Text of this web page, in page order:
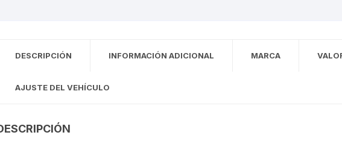
VIRTUS
DESCRIPCIÓN INFORMACIÓN ADICIONAL MARCA
AJUSTE DEL VEHÍCULO